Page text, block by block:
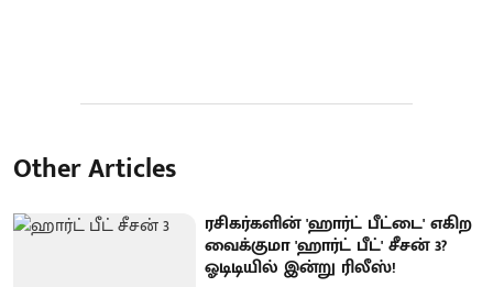
Other Articles
ரசிகர்களின் 'ஹார்ட் பீட்டை' எகிற
வைக்குமா 'ஹார்ட் பீட்' சீசன் 3?
ஓடிடியில் இன்று ரிலீஸ்!